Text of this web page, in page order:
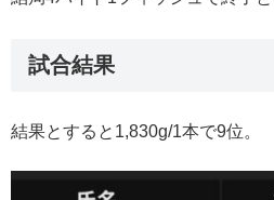
試合結果
結果とすると1,830g/1本で9位。